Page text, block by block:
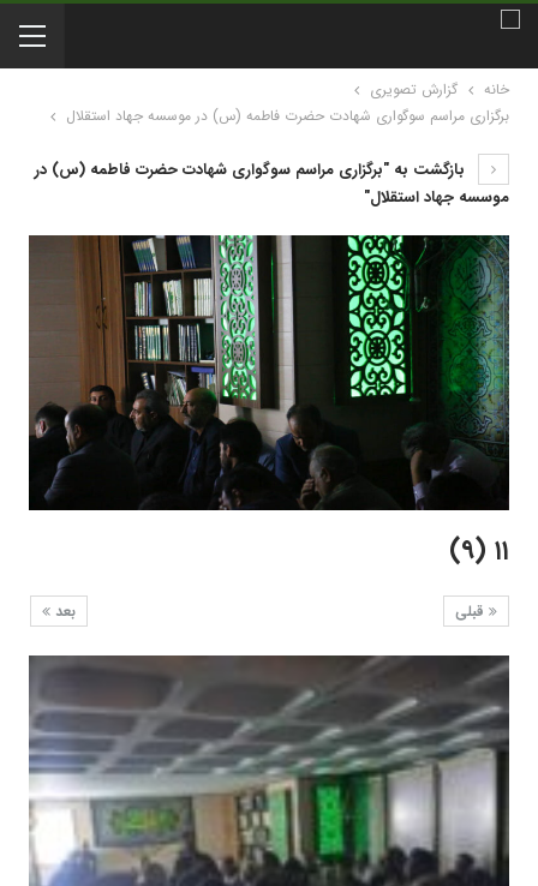
خانه
گزارش تصویری
برگزاری مراسم سوگواری شهادت حضرت فاطمه (س) در موسسه جهاد استقلال
بازگشت به "برگزاری مراسم سوگواری شهادت حضرت فاطمه (س) در
موسسه جهاد استقلال"
۱۱ (۹)
بعد قبلی